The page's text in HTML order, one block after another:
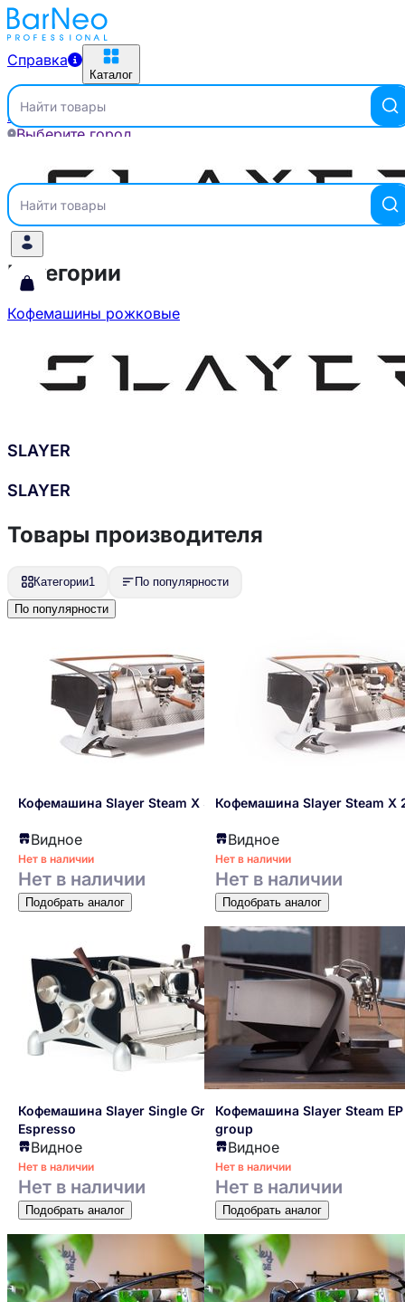
Справка
Каталог
Найти товары
Выберите город
Каталог
Найти товары
Главная Бренды
Категории
Кофемашины рожковые
SLAYER
SLAYER
Товары производителя
Категории1
По популярности
По популярности
Кофемашина Slayer Steam X 3 Gr
Видное
Нет в наличии
Нет в наличии
Подобрать аналог
Кофемашина Slayer Steam X
Видное
Нет в наличии
Нет в наличии
Подобрать аналог
Кофемашина Slayer Single Group
Espresso
Видное
Нет в наличии
Нет в наличии
Подобрать аналог
Кофемашина Slayer Steam
group
Видное
Нет в наличии
Нет в наличии
Подобрать аналог